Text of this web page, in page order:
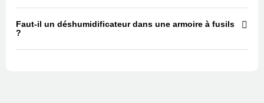
Faut-il un déshumidificateur dans une armoire à fusils
?